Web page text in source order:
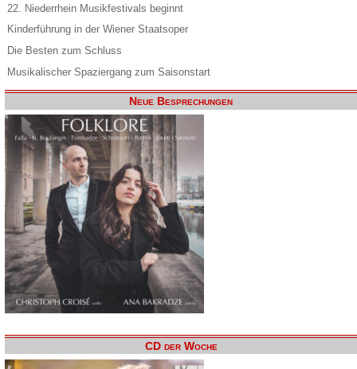
22. Niederrhein Musikfestivals beginnt
Kinderführung in der Wiener Staatsoper
Die Besten zum Schluss
Musikalischer Spaziergang zum Saisonstart
Neue Besprechungen
CD der Woche